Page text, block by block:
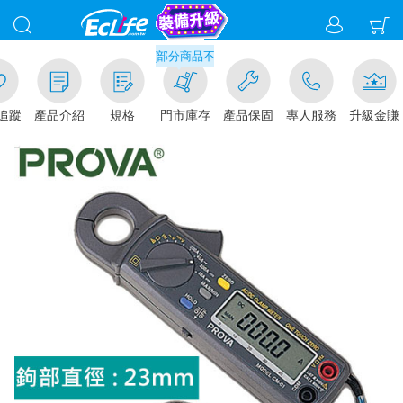
蹤 產品介紹 規格
滿千元門市取貨現折1%(部分商品不適用)-請點我看
門市庫存 產品保固 專人服務 升級金賺